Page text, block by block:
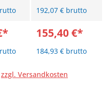
192,07 € brutto
155,40 €*
184,93 € brutto
zzgl. Versandkosten